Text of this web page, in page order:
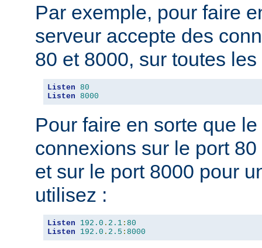
Par exemple, pour faire
serveur accepte des
80 et 8000, sur toutes
Listen 80
Listen 8000
Pour faire en sorte que
connexions sur le port
et sur le port 8000 pour
utilisez :
Listen 192.0 . 2.1 : 80
Listen
192.0 . 2.5 : 8000